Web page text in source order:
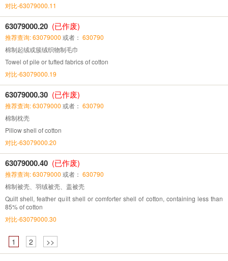
对比-63079000.11
63079000.20 (已作废)
推荐查询: 63079000 或者： 630790
棉制起绒或簇绒织物制毛巾
Towel of pile or tufted fabrics of cotton
对比-63079000.19
63079000.30 (已作废)
推荐查询: 63079000 或者： 630790
棉制枕壳
Pillow shell of cotton
对比-63079000.20
63079000.40 (已作废)
推荐查询: 63079000 或者： 630790
棉制被壳、羽绒被壳、盖被壳
Quilt shell, feather quilt shell or comforter shell of cotton, containing less than
85% of cotton
对比-63079000.30
1 2 >>